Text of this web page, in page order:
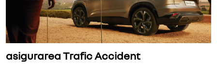
asigurarea Trafic Accident